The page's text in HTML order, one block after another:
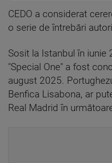
CEDO a considerat
o serie de întrebări
Sosit la Istanbul în
"Special One" a fost
august 2025.
Benfica Lisabona, ar
Real Madrid în